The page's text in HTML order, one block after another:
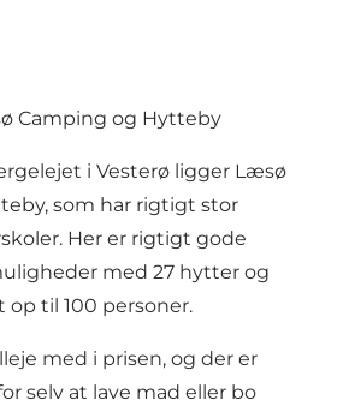
Camping og Hytteby
i Vesterø ligger Læsø
som har rigtigt stor
Her er rigtigt gode
med 27 hytter og
til 100 personer.
med i prisen, og der er
selv at lave mad eller bo